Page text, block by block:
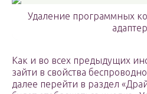
Удаление программных
Как и во всех предыдущих
зайти в свойства
далее перейти в раздел